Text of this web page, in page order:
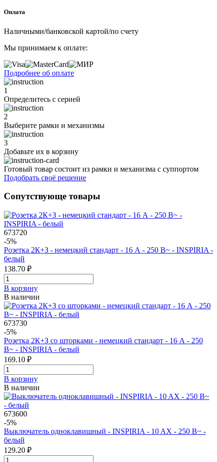
Оплата
Наличными/банковской картой/по счету
Мы принимаем к оплате:
Подробнее об оплате
1
Определитесь с серией
2
Выберите рамки и механизмы
3
Добавьте их в корзину
Готовый товар состоит из рамки и механизма с суппортом
Подобрать своё решение
Сопутствующе товары
673720
-5%
Розетка 2К+З - немецкий стандарт - 16 А - 250 В~ - INSPIRIA -
белый
138.70 ₽
В корзинy
В наличии
673730
-5%
Розетка 2К+З со шторками - немецкий стандарт - 16 А - 250
В~ - INSPIRIA - белый
169.10 ₽
В корзинy
В наличии
673600
-5%
Выключатель одноклавишный - INSPIRIA - 10 AX - 250 В~ -
белый
129.20 ₽